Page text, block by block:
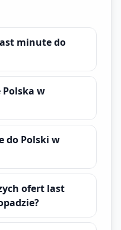
minute do
w
do Polski w
ofert last